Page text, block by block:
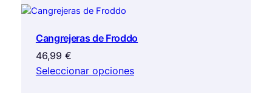
era:
es:
Cangrejeras de Froddo
46,99 €
Seleccionar opciones